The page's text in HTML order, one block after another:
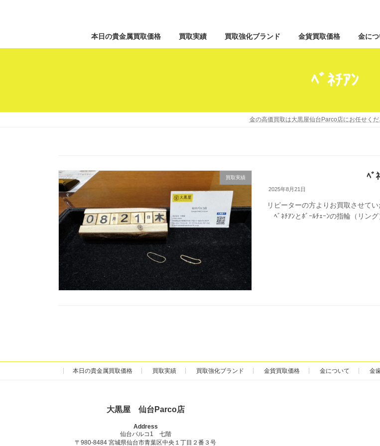
ン
テ
ツ
へ
ッ
プ
ビ
ゲ
シ
ョ
移
動
本日の貴金属買取価格 買取実績 買取強化ブランド 金貨買取価格 金に
ﾍﾞﾈﾁｱﾝ
金の高価買取は大黒屋仙台Parco店にお任せくだ
買取実績 ﾍﾞ
2025年8月21日
リピーターの方よりお買取させて
ﾍﾞﾈﾁｱﾝとﾎﾞｰﾙﾁｪｰﾝの指輪（リ
本日の貴金属買取価格 買取実績 買取強化ブランド 金貨買取価格 金について 金
大黒屋 仙台Parco店
Address
仙台パルコ1 七階
〒980-8484 宮城県仙台市青葉区中央１丁目２番３号